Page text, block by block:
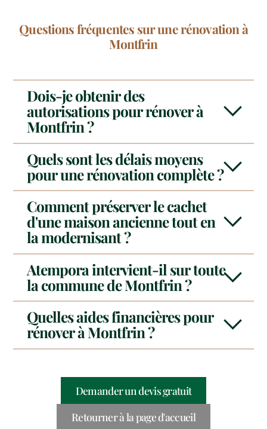
Questions fréquentes sur une rénovation à
Montfrin
Dois-je obtenir des
autorisations pour rénover à
Montfrin ?
Quels sont les délais moyens
pour une rénovation complète ?
Comment préserver le cachet
d'une maison ancienne tout en
la modernisant ?
Atempora intervient-il sur toute
la commune de Montfrin ?
Quelles aides financières pour
rénover à Montfrin ?
Demander un devis gratuit
Retourner à la page d'accueil